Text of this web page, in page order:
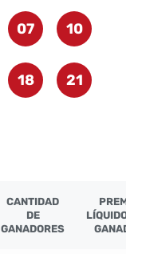
07 10
18 21
CANTIDAD
DE
GANADORES
PREMIO
LÍQUIDO
GANADOR